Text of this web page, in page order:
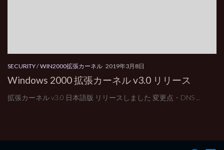
SECURITY/WIN2000拡張カーネル 2019年3月8日
Windows 2000 拡張カーネル v3.0 リリース
拡張カーネル v3.0 日本語版 リリースしました 変更点・DNS ...